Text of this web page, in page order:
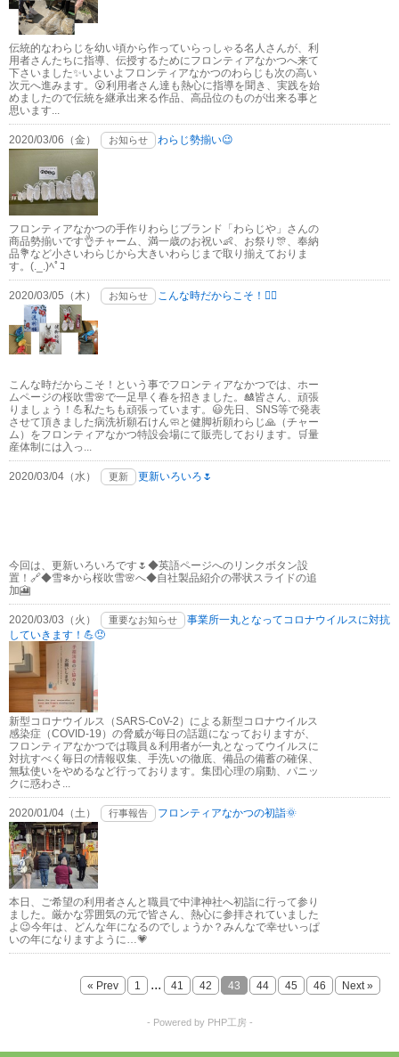
伝統的なわらじを幼い頃から作っていらっしゃる名人さんが、利
用者さんたちに指導、伝授するためにフロンティアなかつへ来て
下さいました✨いよいよフロンティアなかつのわらじも次の高い
次元へ進みます。😮利用者さん達も熱心に指導を聞き、実践を始
めましたので伝統を継承出来る作品、高品位のものが出来る事と
思います...
2020/03/06（金） お知らせ わらじ勢揃い😉
フロンティアなかつの手作りわらじブランド「わらじや」さんの
商品勢揃いです👌チャーム、満一歳のお祝い👶、お祭り🎊、奉納
品💐など小さいわらじから大きいわらじまで取り揃えておりま
す。(._.)ﾍﾟｺ
2020/03/05（木） お知らせ こんな時だからこそ！🙋‍♂️
こんな時だからこそ！という事でフロンティアなかつでは、ホー
ムページの桜吹雪🌸で一足早く春を招きました。🎎皆さん、頑張
りましょう！💪私たちも頑張っています。😃先日、SNS等で発表
させて頂きました病洗祈願石けん🧼と健脚祈願わらじ🙏（チャー
ム）をフロンティアなかつ特設会場にて販売しております。🛒量
産体制には入っ...
2020/03/04（水） 更新 更新いろいろ🌷
今回は、更新いろいろです🌷◆英語ページへのリンクボタン設
置！🔗◆雪❄から桜吹雪🌸へ◆自社製品紹介の帯状スライドの追
加🎦
2020/03/03（火） 重要なお知らせ
事業所一丸となってコロナウイルスに対抗
していきます！💪😠
新型コロナウイルス（SARS-CoV-2）による新型コロナウイルス
感染症（COVID-19）の脅威が毎日の話題になっておりますが、
フロンティアなかつでは職員＆利用者が一丸となってウイルスに
対抗すべく毎日の情報収集、手洗いの徹底、備品の備蓄の確保、
無駄使いをやめるなど行っております。集団心理の扇動、パニッ
クに惑わさ...
2020/01/04（土） 行事報告 フロンティアなかつの初詣🌞
本日、ご希望の利用者さんと職員で中津神社へ初詣に行って参り
ました。厳かな雰囲気の元で皆さん、熱心に参拝されていました
よ😉今年は、どんな年になるのでしょうか？みんなで幸せいっぱ
いの年になりますように…💗
« Prev 1 ... 41 42 43 44 45 46 Next »
- Powered by PHP工房 -